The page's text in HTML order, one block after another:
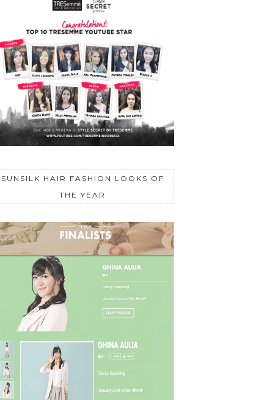
SUNSILK HAIR FASHION LOOKS OF
THE YEAR